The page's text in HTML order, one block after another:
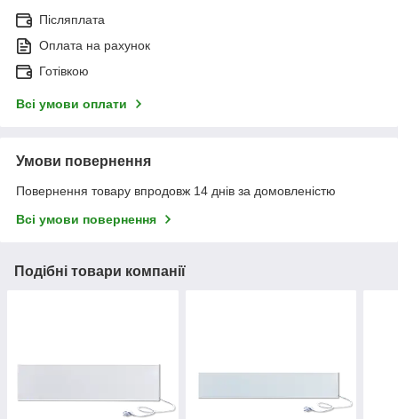
Післяплата
Оплата на рахунок
Готівкою
Всі умови оплати
Умови повернення
Повернення товару впродовж 14 днів за домовленістю
Всі умови повернення
Подібні товари компанії